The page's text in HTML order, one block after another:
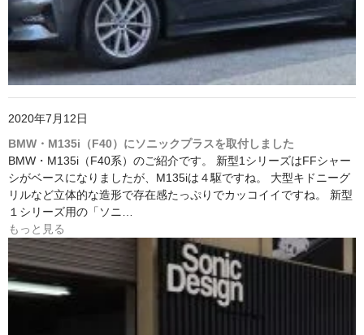
2020年7月12日
BMW・M135i（F40）にソニックプラスを取付しました
BMW・M135i（F40系）のご紹介です。 新型1シリーズはFFシャー
シがベースになりましたが、M135iは４駆ですね。 大型キドニーグ
リルなど立体的な造形で存在感たっぷりでカッコイイですね。 新型
１シリーズ用の「ソニ…
もっと見る